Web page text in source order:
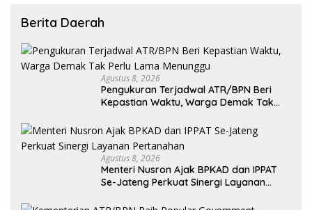
Berita Daerah
Agustus 8, 2026
Pengukuran Terjadwal ATR/BPN Beri
Kepastian Waktu, Warga Demak Tak
Agustus 8, 2026
Menteri Nusron Ajak BPKAD dan IPPAT
Se-Jateng Perkuat Sinergi Layanan